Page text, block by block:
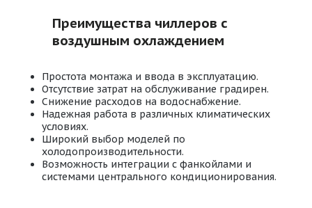
Преимущества чиллеров с
воздушным охлаждением
Простота монтажа и ввода в эксплуатацию.
Отсутствие затрат на обслуживание градирен.
Снижение расходов на водоснабжение.
Надежная работа в различных климатических
условиях.
Широкий выбор моделей по
холодопроизводительности.
Возможность интеграции с фанкойлами и
системами центрального кондиционирования.